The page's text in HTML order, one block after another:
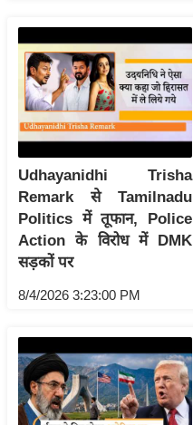
स
मी
क्षा
ध
र्म
ज्यो
ति
ष
प्र
भु
म
मा
/
ध
र्म
Udhayanidhi Trisha
Remark से Tamilnadu
Politics में तूफान, Police
Action के विरोध में DMK
सड़कों पर
8/4/2026 3:23:00 PM